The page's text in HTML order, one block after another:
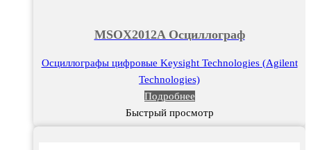
MSOX2012A Осциллограф
Осциллографы цифровые Keysight Technologies (Agilent
Technologies)
Подробнее
Быстрый просмотр